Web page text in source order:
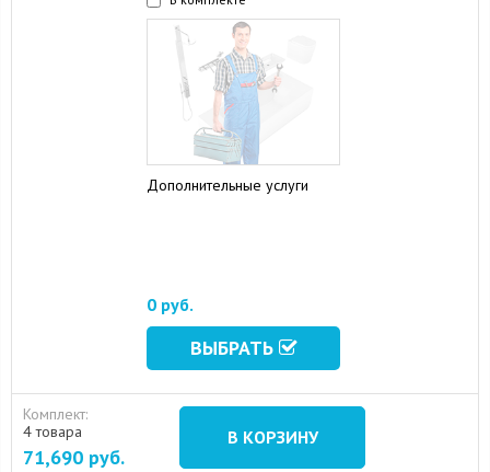
Дополнительные услуги
0 руб.
ВЫБРАТЬ
Комплект:
4 товара
71,690 руб.
В КОРЗИНУ